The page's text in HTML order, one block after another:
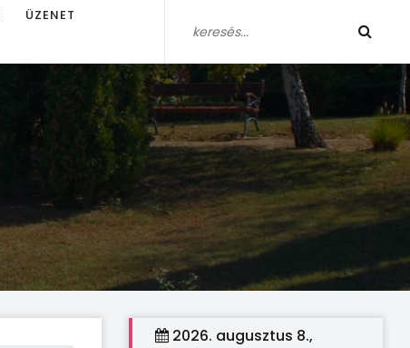
ÜZENET
2026. augusztus 8.,